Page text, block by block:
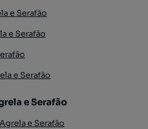
e Serafão
e Serafão
e Serafão
e Serafão
e Serafão